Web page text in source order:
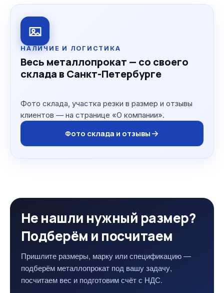
НАЛИЧИЕ И ЛОГИСТИКА
Весь металлопрокат — со своего
склада в Санкт-Петербурге
Фото склада, участка резки в размер и отзывы
клиентов — на странице «О компании».
Фото склада и отзывы
Не нашли нужный размер?
Подберём и посчитаем
Пришлите размеры, марку или спецификацию —
подберём металлопрокат под вашу задачу,
посчитаем вес и подготовим счёт с НДС.